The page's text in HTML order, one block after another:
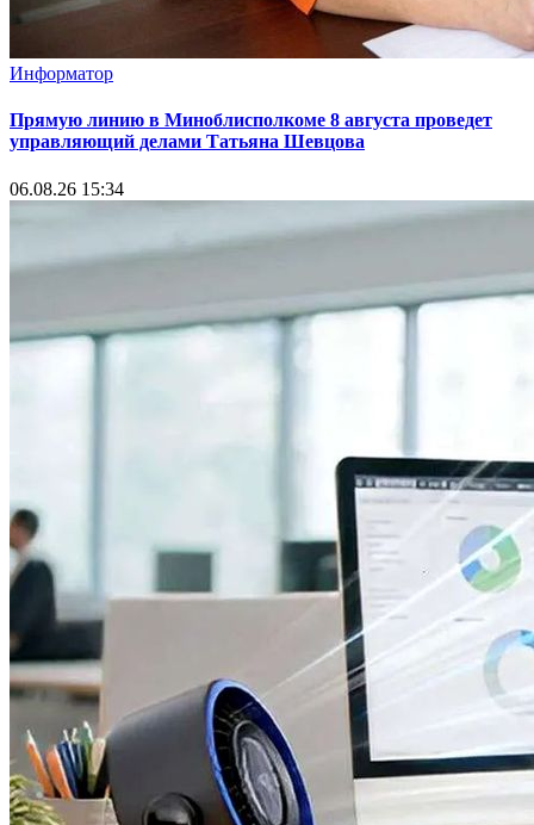
Информатор
Прямую линию в Миноблисполкоме 8 августа проведет
управляющий делами Татьяна Шевцова
06.08.26 15:34